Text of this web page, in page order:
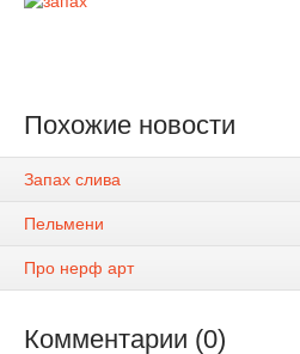
Похожие новости
Запах слива
Пельмени
Про нерф арт
Комментарии (0)